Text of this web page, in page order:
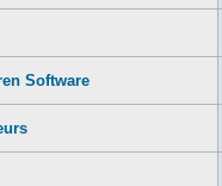
Software